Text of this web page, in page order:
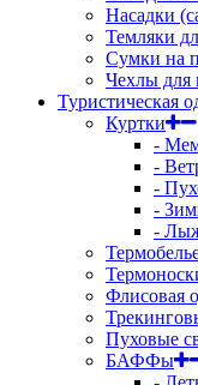
Насадки
Темляки
Сумки на
Чехлы для
Туристическая
Куртки
-
-
-
-
-
Флисовая
Пуховые
БАФФы